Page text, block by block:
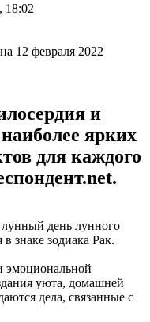
18:02
и
ярких
для каждого
день лунного
знаке зодиака Рак.
эмоциональной
уюта, домашней
дела, связанные с